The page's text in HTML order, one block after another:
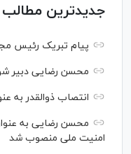
جدیدترین مطالب
پیام تبریک رئیس
محسن رضایی دبیر
انتصاب ذوالقدر به
محسن رضایی به
امنیت ملی منصوب شد